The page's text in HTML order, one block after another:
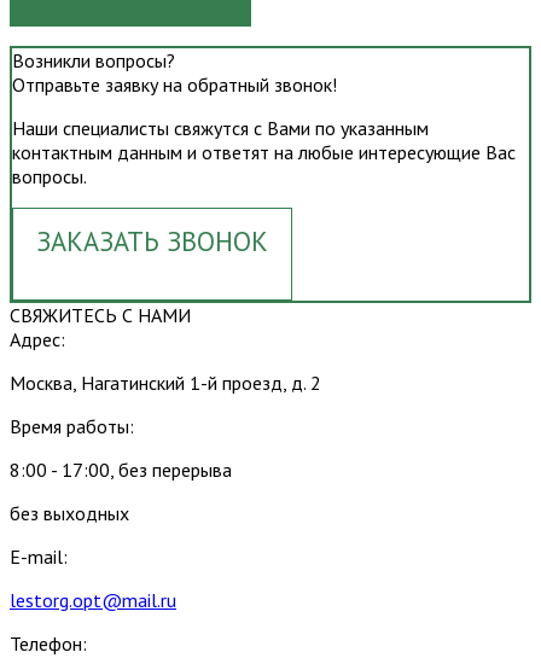
Возникли вопросы?
Отправьте заявку на обратный звонок!
Наши специалисты свяжутся с Вами по указанным
контактным данным и ответят на любые интересующие Вас
вопросы.
ЗАКАЗАТЬ ЗВОНОК
СВЯЖИТЕСЬ С НАМИ
Адрес:
Москва, Нагатинский 1-й проезд, д. 2
Время работы:
8:00 - 17:00, без перерыва
без выходных
E-mail:
lestorg.opt@mail.ru
Телефон: